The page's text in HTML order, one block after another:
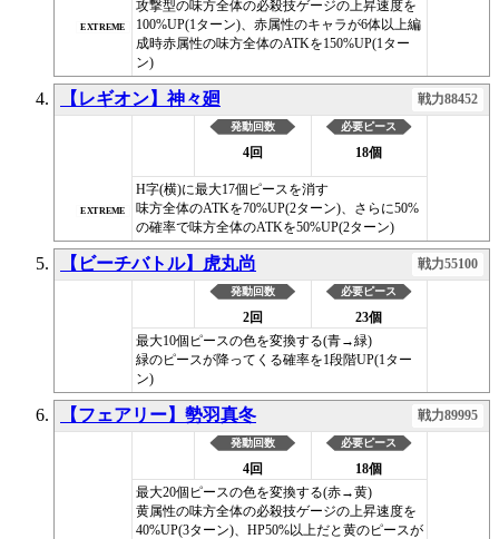
EXTREME
攻撃型の味方全体の必殺技ゲージの上昇速度を
100%UP(1ターン)、赤属性のキャラが6体以上編
成時赤属性の味方全体のATKを150%UP(1ター
ン)
【レギオン】神々廻 戦力88452
EXTREME
発動回数
4回
必要ピース
18個
H字(横)に最大17個ピースを消す
味方全体のATKを70%UP(2ターン)、さらに50%
の確率で味方全体のATKを50%UP(2ターン)
【ビーチバトル】虎丸尚 戦力55100
発動回数
2回
必要ピース
23個
最大10個ピースの色を変換する(青→緑)
緑のピースが降ってくる確率を1段階UP(1ター
ン)
【フェアリー】勢羽真冬 戦力89995
発動回数
4回
必要ピース
18個
最大20個ピースの色を変換する(赤→黄)
黄属性の味方全体の必殺技ゲージの上昇速度を
40%UP(3ターン)、HP50%以上だと黄のピースが